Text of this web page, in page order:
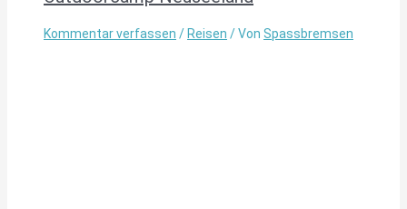
Kommentar verfassen / Reisen / Von Spassbremsen